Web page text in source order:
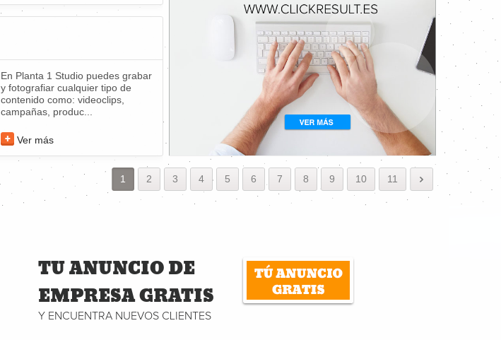
En Planta 1 Studio puedes grabar
y fotografiar cualquier tipo de
contenido como: videoclips,
campañas, produc...
Ver más
1 2 3 4 5 6 7 8 9 10 11
TU ANUNCIO DE
EMPRESA GRATIS
Y ENCUENTRA NUEVOS CLIENTES